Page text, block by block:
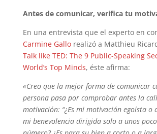
Antes de comunicar, verifica tu
En una entrevista que el experto en
Carmine Gallorealizó a Matthieu
Talk like TED: The 9 Public-Speaking
World’s Top Minds, éste afirma:
«Creo que la mejor forma de comunicar
persona pasa por comprobar antes la
motivación: “¿Es mi motivación egoísta o
mi benevolencia dirigida solo a unos